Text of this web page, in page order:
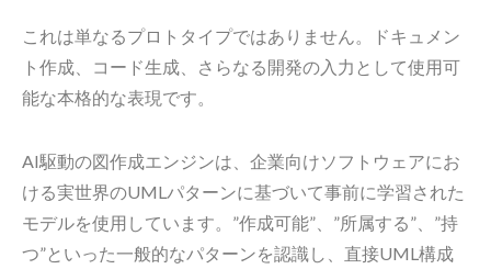
これは単なるプロトタイプではありません。ドキュメン
ト作成、コード生成、さらなる開発の入力として使用可
能な本格的な表現です。
AI駆動の図作成エンジンは、企業向けソフトウェアにお
ける実世界のUMLパターンに基づいて事前に学習された
モデルを使用しています。”作成可能”、”所属する”、”持
つ”といった一般的なパターンを認識し、直接UML構成